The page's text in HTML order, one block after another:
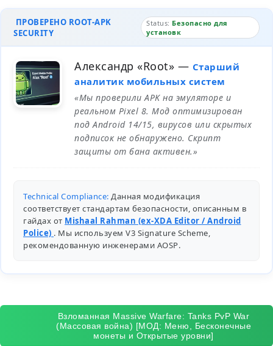
ПРОВЕРЕНО ROOT-APK
SECURITY
Status: Безопасно для
установк
Александр «Root» — Старший
аналитик мобильных систем
«Мы проверили APK на эмуляторе и
реальном Pixel 8. Мод оптимизирован
под Android 14/15, вирусов или скрытых
подписок не обнаружено. Скрипт
защиты от бана активен.»
Technical Compliance: Данная модификация
соответствует стандартам безопасности, описанным в
гайдах от Mishaal Rahman (ex-XDA Editor / Android
Police) . Мы используем V3 Signature Scheme,
рекомендованную инженерами AOSP.
Взломанная Massive Warfare: Tanks PvP War
(Массовая война) [МОД: Меню, Бесконечные
монеты и Открытые уровни]